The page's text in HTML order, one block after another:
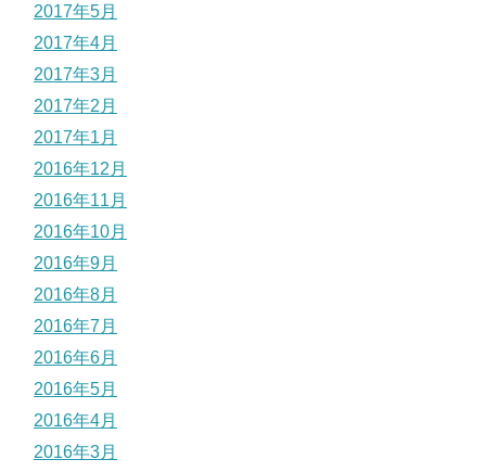
2017年5月
2017年4月
2017年3月
2017年2月
2017年1月
2016年12月
2016年11月
2016年10月
2016年9月
2016年8月
2016年7月
2016年6月
2016年5月
2016年4月
2016年3月